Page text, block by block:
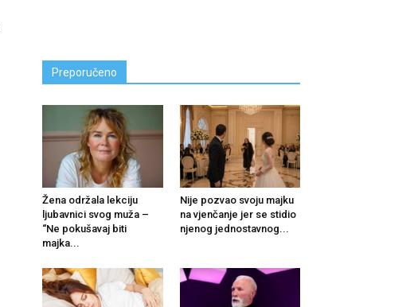
Preporučeno
Žena održala lekciju
ljubavnici svog muža –
“Ne pokušavaj biti
majka...
Nije pozvao svoju majku
na vjenčanje jer se stidio
njenog jednostavnog...